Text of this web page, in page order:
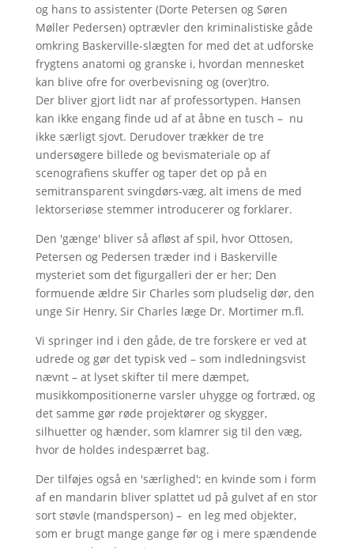
og hans to assistenter (Dorte Petersen og Søren
Møller Pedersen) optrævler den kriminalistiske gåde
omkring Baskerville-slægten for med det at udforske
frygtens anatomi og granske i, hvordan mennesket
kan blive ofre for overbevisning og (over)tro.
Der bliver gjort lidt nar af professortypen. Hansen
kan ikke engang finde ud af at åbne en tusch – nu
ikke særligt sjovt. Derudover trækker de tre
undersøgere billede og bevismateriale op af
scenografiens skuffer og taper det op på en
semitransparent svingdørs-væg, alt imens de med
lektorseriøse stemmer introducerer og forklarer.
Den 'gænge' bliver så afløst af spil, hvor Ottosen,
Petersen og Pedersen træder ind i Baskerville
mysteriet som det figurgalleri der er her; Den
formuende ældre Sir Charles som pludselig dør, den
unge Sir Henry, Sir Charles læge Dr. Mortimer m.fl.
Vi springer ind i den gåde, de tre forskere er ved at
udrede og gør det typisk ved – som indledningsvist
nævnt – at lyset skifter til mere dæmpet,
musikkompositionerne varsler uhygge og fortræd, og
det samme gør røde projektører og skygger,
silhuetter og hænder, som klamrer sig til den væg,
hvor de holdes indespærret bag.
Der tilføjes også en 'særlighed'; en kvinde som i form
af en mandarin bliver splattet ud på gulvet af en stor
sort støvle (mandsperson) – en leg med objekter,
som er brugt mange gange før og i mere spændende